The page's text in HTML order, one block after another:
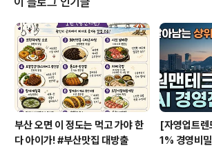
겠다고 말합니다. 그리고는 조용한 정적이 흐르자 ‘이게 뭐
지’하는 생각이 든 관객들도 많았으리라 싶습니다. 그리고
는 10여초 만에 돌아와 사람들은 조그만 순간도 가만히 있
질 못한다며 곧 영화를 보게 될 거라고 말하며 영화는 시작
됩니다. B급 영화다운 시작이라는 ..
부산 오면 이 정도는 먹고 가야 한
다 아이가! #부산맛집 대방출
[자영업트렌
1% 경영비